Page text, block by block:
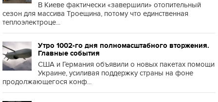
В Киеве фактически «завершили» отопительный
сезон для массива Троещина, потому что единственная
теплоэлектроце...
Утро 1002-го дня полномасштабного вторжения.
Главные события
США и Германия объявили о новых пакетах помощи
Украине, усиливая поддержку страны на фоне
продолжающегося конф...